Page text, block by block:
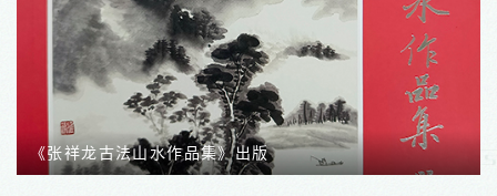
河南非遗保护成果展